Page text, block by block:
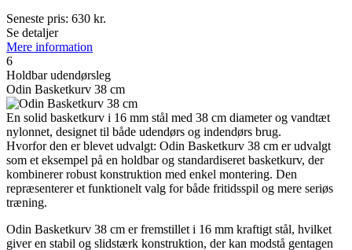
Seneste pris: 630 kr.
Se detaljer
Mere information
6
Holdbar udendørsleg
Odin Basketkurv 38 cm
En solid basketkurv i 16 mm stål med 38 cm diameter og vandtæt
nylonnet, designet til både udendørs og indendørs brug.
Hvorfor den er blevet udvalgt: Odin Basketkurv 38 cm er udvalgt
som et eksempel på en holdbar og standardiseret basketkurv, der
kombinerer robust konstruktion med enkel montering. Den
repræsenterer et funktionelt valg for både fritidsspil og mere seriøs
træning.
Odin Basketkurv 38 cm er fremstillet i 16 mm kraftigt stål, hvilket
giver en stabil og slidstærk konstruktion, der kan modstå gentagen